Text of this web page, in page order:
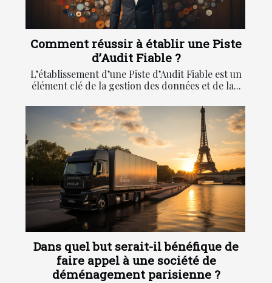
Comment réussir à établir une Piste
d’Audit Fiable ?
L’établissement d’une Piste d’Audit Fiable est un
élément clé de la gestion des données et de la...
Dans quel but serait-il bénéfique de
faire appel à une société de
déménagement parisienne ?